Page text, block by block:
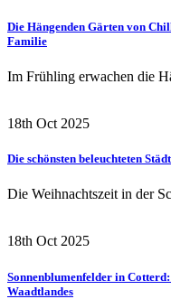
Die Hängenden Gärten von
Familie
Im Frühling erwachen die
18th Oct 2025
Die schönsten beleuchteten
Die Weihnachtszeit in der
18th Oct 2025
Sonnenblumenfelder in
Waadtlandes